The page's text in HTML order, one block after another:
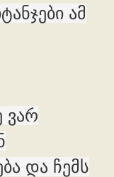
ამ
ვარ
და ჩემს